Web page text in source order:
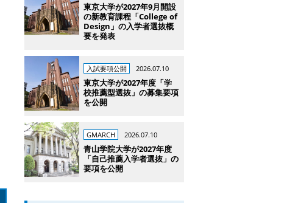
東京大学が2027年9月開設
の新教育課程「College of
Design」の入学者選抜概
要を発表
入試要項公開 2026.07.10
東京大学が2027年度「学
校推薦型選抜」の募集要項
を公開
GMARCH 2026.07.10
青山学院大学が2027年度
「自己推薦入学者選抜」の
要項を公開